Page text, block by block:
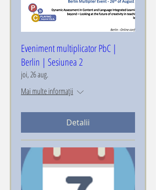
Eveniment multiplicator PbC |
Berlin | Sesiunea 2
joi, 26 aug.
Mai multe informații
Detalii